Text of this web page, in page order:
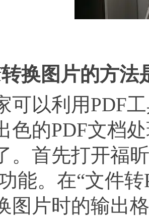
换图片的方法
以利用PDF工
色的PDF文档
。首先打开福
能。在“文件
图片时的输出